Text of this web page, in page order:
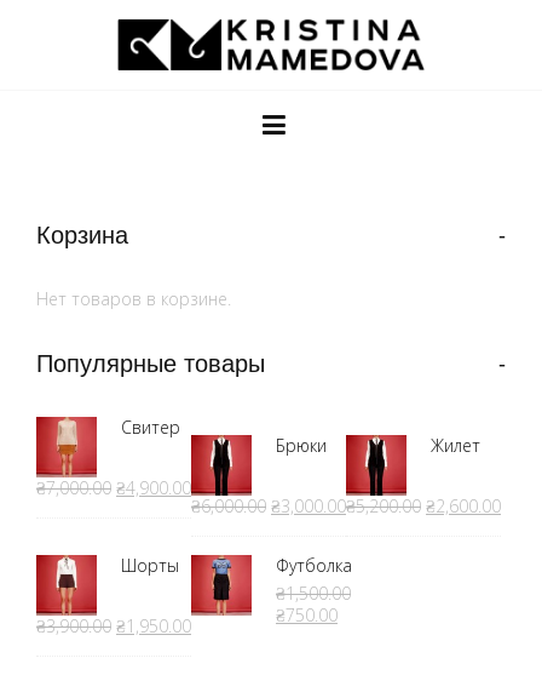
Корзина
Нет товаров в корзине.
Популярные товары
Свитер
₴7,000.00 ₴4,900.00
Брюки
₴6,000.00 ₴3,000.00
Жилет
₴5,200.00 ₴2,600.00
Шорты
₴3,900.00 ₴1,950.00
Футболка
₴1,500.00
₴750.00